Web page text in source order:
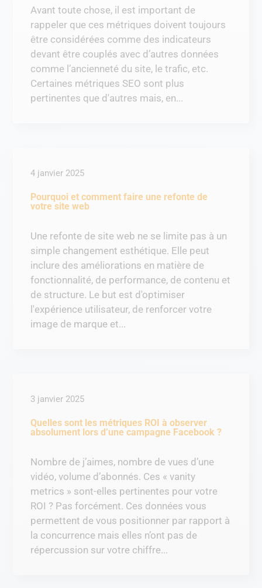
Avant toute chose, il est important de
rappeler que ces métriques doivent toujours
être considérées comme des indicateurs
devant être couplés avec d’autres données
comme l’ancienneté du site, le trafic, etc.
Certaines métriques SEO sont plus
pertinentes que d'autres mais, en...
Pourquoi et comment faire une refonte de
votre site web
4 janvier 2025
Une refonte de site web ne se limite pas à un
simple changement esthétique. Elle peut
inclure des améliorations en matière de
fonctionnalité, de performance, de contenu et
de structure. Le but est d'optimiser
l'expérience utilisateur, de renforcer votre
image de marque et...
Quelles sont les métriques ROI à observer
absolument lors d’une campagne Facebook ?
3 janvier 2025
Nombre de j’aimes, nombre de vues d’une
vidéo, volume d’abonnés. Ces « vanity
metrics » sont-elles pertinentes pour votre
ROI ? Pas forcément. Ces données vous
permettent de vous positionner par rapport à
la concurrence mais elles n’ont pas de
répercussion sur votre chiffre...